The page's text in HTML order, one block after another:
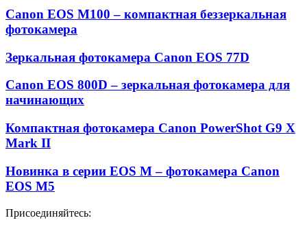
Canon EOS M100 – компактная беззеркальная
фотокамера
Зеркальная фотокамера Canon EOS 77D
Canon EOS 800D – зеркальная фотокамера для
начинающих
Компактная фотокамера Canon PowerShot G9 X
Mark II
Новинка в серии EOS M – фотокамера Canon
EOS M5
Присоединяйтесь: